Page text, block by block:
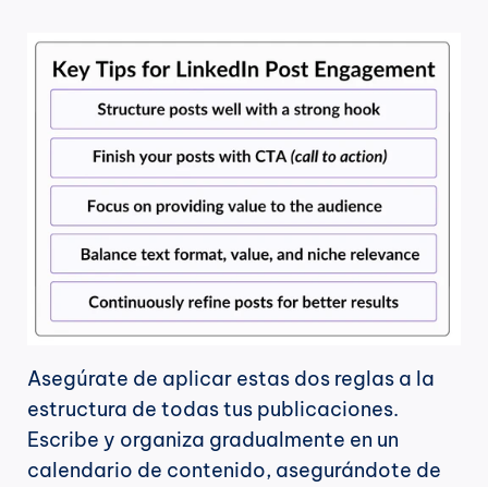
Asegúrate de aplicar estas dos reglas a la
estructura de todas tus publicaciones.
Escribe y organiza gradualmente en un
calendario de contenido, asegurándote de